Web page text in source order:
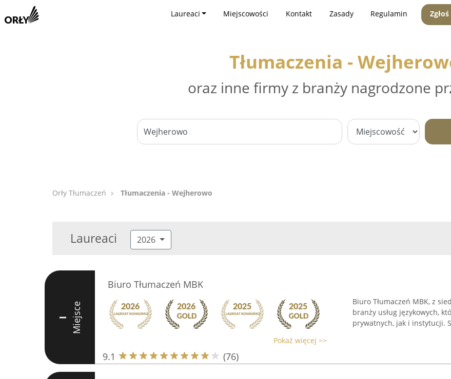
Laureaci Miejscowości Kontakt Zasady Regulamin
Tłumaczenia -
oraz inne firmy z branży nagrodzone
Orły Tłumaczeń Tłumaczenia - Wejherowo
Laureaci 2026
I Miejsce
Biuro Tłumaczeń MBK
Pokaż więcej >>
9.1 (76)
Biuro Tłumaczeń MBK, z
branży usług językowych,
prywatnych, jak i instytucji.